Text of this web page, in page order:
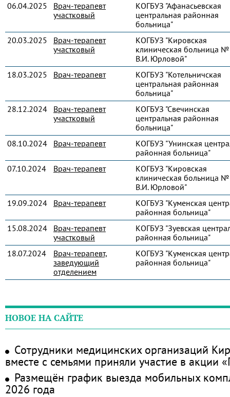
06.04.2025
Врач-терапевт
участковый
КОГБУЗ "Афанасьевская
центральная районная
больница"
20.03.2025
Врач-терапевт
участковый
КОГБУЗ "Кировская
клиническая больница
В.И. Юрловой"
18.03.2025
Врач-терапевт
КОГБУЗ "Котельничская
центральная районная
больница"
28.12.2024
Врач-терапевт
участковый
КОГБУЗ "Свечинская
центральная районная
больница"
08.10.2024
Врач-терапевт
КОГБУЗ "Унинская
районная больница"
07.10.2024
Врач-терапевт
КОГБУЗ "Кировская
клиническая больница
В.И. Юрловой"
19.09.2024
Врач-терапевт
КОГБУЗ "Куменская
районная больница"
15.08.2024
Врач-терапевт
участковый
КОГБУЗ "Зуевская
районная больница"
18.07.2024
Врач-терапевт,
заведующий
отделением
КОГБУЗ "Куменская
районная больница"
НОВОЕ НА САЙТЕ
Сотрудники медицинских организаций
вместе с семьями приняли участие в акции
Размещён график выезда мобильных
2026 года